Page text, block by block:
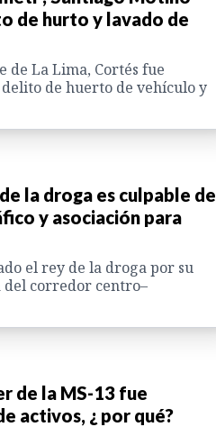
de hurto y lavado de
de La Lima, Cortés fue
de huerto de vehículo y
la droga es culpable de
y asociación para
el rey de la droga por su
corredor centro–
de la MS-13 fue
activos, ¿ por qué?